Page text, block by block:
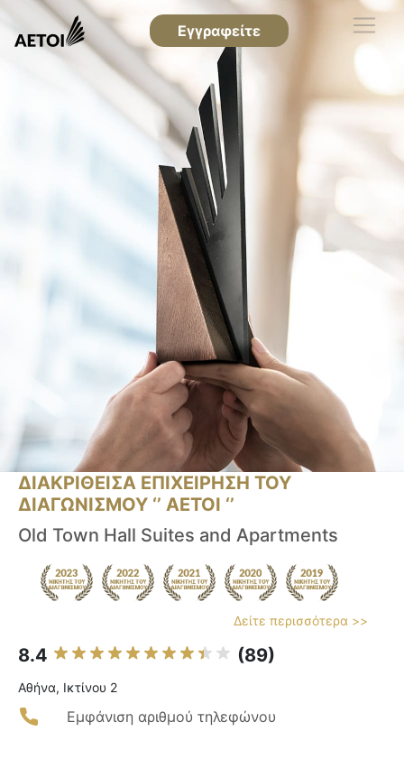
Εγγραφείτε
ΔΙΑΚΡΙΘΕΙΣΑ ΕΠΙΧΕΙΡΗΣΗ ΤΟΥ
ΔΙΑΓΩΝΙΣΜΟΥ ‘’ ΑΕΤΟΙ ‘’
Old Town Hall Suites and Apartments
Δείτε περισσότερα >>
8.4 (89)
Αθήνα, Ικτίνου 2
Εμφάνιση αριθμού τηλεφώνου